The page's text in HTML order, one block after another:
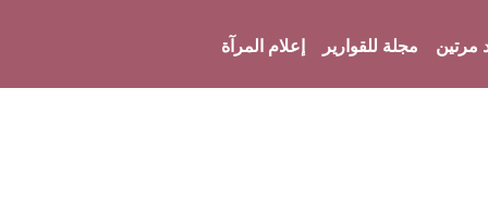
مرتين مجلة للقوارير إعلام المرآة